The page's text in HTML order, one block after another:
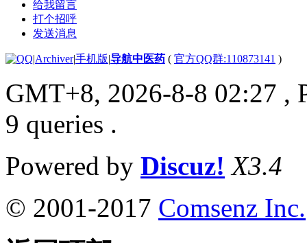
给我留言
打个招呼
发送消息
|Archiver|手机版|导航中医药 ( 官方QQ群:110873141 )
GMT+8, 2026-8-8 02:27 ,
9 queries .
Powered by Discuz! X3.4
© 2001-2017 Comsenz Inc.